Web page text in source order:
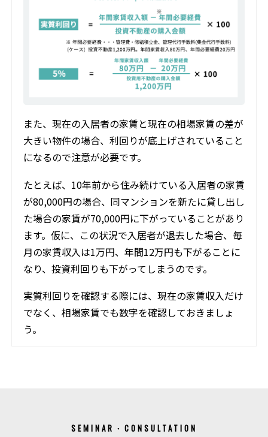
また、現在の入居者の家賃と現在の相場家賃の差が
大きい物件の場合、利回りが底上げされていること
になるので注意が必要です。
たとえば、10年前から住み続けている入居者の家賃
が80,000円の場合、同マンションを新たに貸し出し
た場合の家賃が70,000円に下がっていることがあり
ます。仮に、この状況で入居者が退去した場合、毎
月の家賃収入は1万円、年間12万円も下がることに
なり、投資利回りも下がってしまうのです。
実質利回りを確認する際には、現在の家賃収入だけ
でなく、相場家賃でも数字を確認しておきましょ
う。
SEMINAR・CONSULTATION